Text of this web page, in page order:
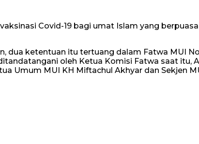
Covid-19 bagi umat Islam yang
dua ketentuan itu tertuang dalam Fatwa MUI
oleh Ketua Komisi Fatwa saat itu,
Umum MUI KH Miftachul Akhyar dan Sekjen